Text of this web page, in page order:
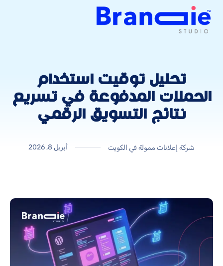
تحليل توقيت استخدام
الحملات المدفوعة في تسريع
نتائج التسويق الرقمي
شركة إعلانات ممولة في الكويت أبريل 8, 2026